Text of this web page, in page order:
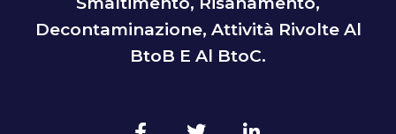
Decontaminazione, Attività Rivolte Al
BtoB E Al BtoC.